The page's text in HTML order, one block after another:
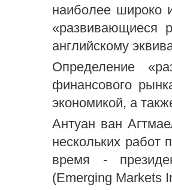
наиболее широко
«развивающиеся
английскому
Определение
финансового
экономикой, а
Антуан ван
нескольких
время -
(Emerging Markets